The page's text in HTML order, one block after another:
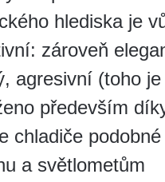
hlediska je
zároveň
agresivní (toho je
především
chladiče
a světlometům